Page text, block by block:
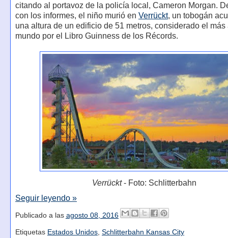
citando al portavoz de la policía local, Cameron Morgan.
con los informes, el niño murió en Verrückt, un tobogán
una altura de un edificio de 51 metros, considerado el más
mundo por el Libro Guinness de los Récords.
Verrückt- Foto: Schlitterbahn
Seguir leyendo »
Publicado a las agosto 08, 2016
Etiquetas Estados Unidos, Schlitterbahn Kansas City